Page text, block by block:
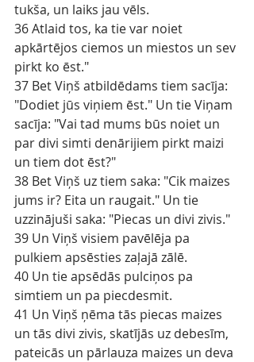
tukša, un laiks jau vēls.
36 Atlaid tos, ka tie var noiet
apkārtējos ciemos un miestos un sev
pirkt ko ēst."
37 Bet Viņš atbildēdams tiem sacīja:
"Dodiet jūs viņiem ēst." Un tie Viņam
sacīja: "Vai tad mums būs noiet un
par divi simti denārijiem pirkt maizi
un tiem dot ēst?"
38 Bet Viņš uz tiem saka: "Cik maizes
jums ir? Eita un raugait." Un tie
uzzinājuši saka: "Piecas un divi zivis."
39 Un Viņš visiem pavēlēja pa
pulkiem apsēsties zaļajā zālē.
40 Un tie apsēdās pulciņos pa
simtiem un pa piecdesmit.
41 Un Viņš ņēma tās piecas maizes
un tās divi zivis, skatījās uz debesīm,
pateicās un pārlauza maizes un deva